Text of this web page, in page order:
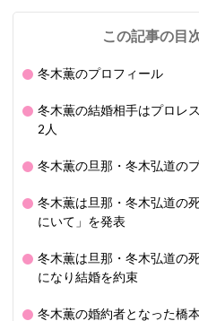
この記事の目
冬木薫のプロフィール
冬木薫の結婚相手はプロレ
2人
冬木薫の旦那・冬木弘道の
冬木薫は旦那・冬木弘道の
にいて」を発表
冬木薫は旦那・冬木弘道の
になり結婚を約束
冬木薫の婚約者となった橋